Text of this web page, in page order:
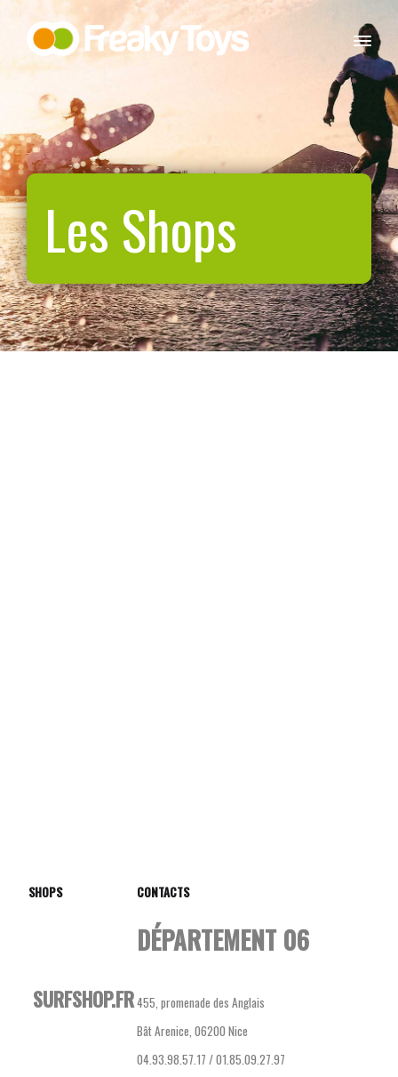
Les Shops
SHOPS CONTACTS
DÉPARTEMENT 06
SURFSHOP.FR455, promenade des Anglais
Bât Arenice, 06200 Nice
04.93.98.57.17 / 01.85.09.27.97